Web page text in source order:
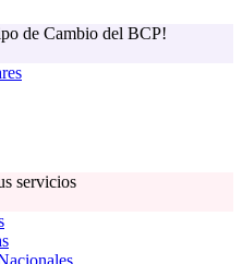
de Cambio del BCP!
servicios